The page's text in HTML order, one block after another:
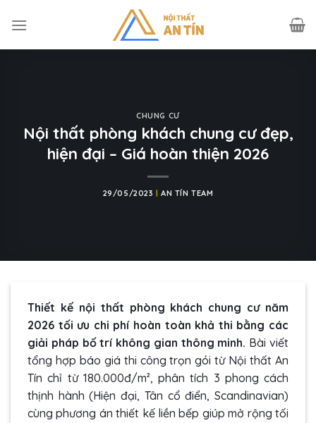
CHUNG CƯ
Nội thất phòng khách chung cư đẹp,
hiện đại – Giá hoàn thiện 2026
29/05/2023 |AN TÍN TEAM
Thiết kế nội thất phòng khách chung cư năm
2026 tối ưu chi phí hoàn toàn khả thi bằng các
giải pháp bố trí không gian thông minh. Bài viết
tổng hợp báo giá thi công trọn gói từ Nội thất An
Tín chỉ từ 180.000đ/m², phân tích 3 phong cách
thịnh hành (Hiện đại, Tân cổ điển, Scandinavian)
cùng phương án thiết kế liền bếp giúp mở rộng tối